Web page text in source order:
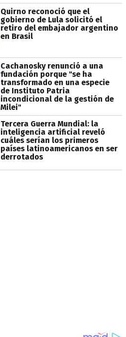
Quirno reconoció que el
gobierno de Lula solicitó el
retiro del embajador argentino
en Brasil
Cachanosky renunció a una
fundación porque "se ha
transformado en una especie
de Instituto Patria
incondicional de la gestión de
Milei"
Tercera Guerra Mundial: la
inteligencia artificial reveló
cuáles serían los primeros
países latinoamericanos en ser
derrotados